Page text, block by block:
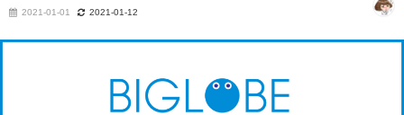
2021-01-01 2021-01-12